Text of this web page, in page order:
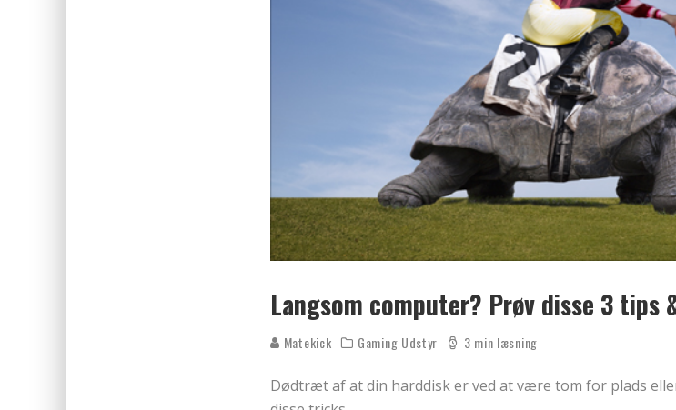
Langsom computer? Prøv disse 3 tips
Matekick Gaming Udstyr 3 min læsning
Dødtræt af at din harddisk er ved at være tom for plads